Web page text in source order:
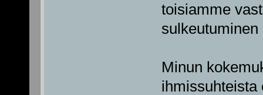
toisiamme
Minun
ihmissuhteista